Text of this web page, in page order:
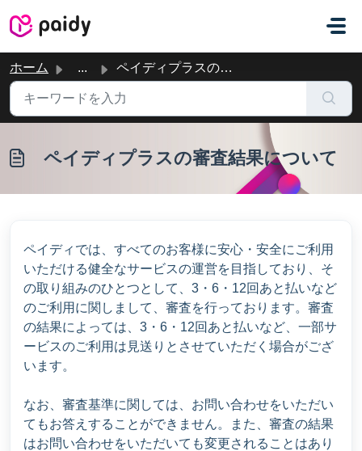
ホーム ... ペイディプラスの審査結果について
ペイディプラスの審査結果について
ペイディでは、すべてのお客様に安心・安全にご利用
いただける健全なサービスの運営を目指しており、そ
の取り組みのひとつとして、3・6・12回あと払いなど
のご利用に関しまして、審査を行っております。審査
の結果によっては、3・6・12回あと払いなど、一部サ
ービスのご利用は見送りとさせていただく場合がござ
います。
なお、審査基準に関しては、お問い合わせをいただい
てもお答えすることができません。また、審査の結果
はお問い合わせをいただいても変更されることはあり